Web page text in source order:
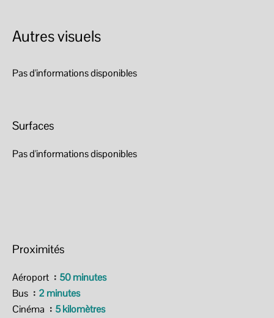
Autres visuels
Pas d'informations disponibles
Surfaces
Pas d'informations disponibles
Proximités
Aéroport
50 minutes
Bus
2 minutes
Cinéma
5 kilomètres